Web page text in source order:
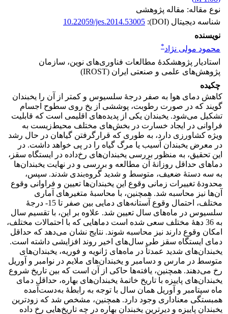
نوع مقاله: مقاله پژوهشی
شناسه دیجیتال (DOI):
10.22059/jes.2014.53005
نویسنده
محمود مولی نژاد*
استادیار پژوهشکدۀ مطالعات فناوری‌های نوین، سازمان
پژوهش‌های علمی و صنعتی ایران (IROST)
چکیده
کاهش دمای هوا به صفر درجۀ سلسیوس و کمتر از آن را یخبندان
گویند که در صورت رطوبت، پوششی از یخ روی سطوح اجسام
تشکیل می‌شود. یخبندان یکی از پدیده‌های اقلیمی است که قابلیت
فراوانی در ایجاد خسارت در بخش‌های مختلف محیط‌زیست به
ویژه کشاورزی دارد، به طوری که قرارگرفتن گیاهان در حال رشد
در معرض یخبندان‏ آسیب یا مرگ گیاه را در پی خواهد داشت. در
این تحقیق، به منظور بررسی یخبندان‌های رخ‌داده در ایستگاه سقز،
دماهای حداقل روزانۀ آن مطالعه و بررسی و در نهایت یخبندان‌ها
به سه دستۀ ضعیف، متوسط و شدید گروه‌بندی شدند. سپس،
محدودۀ تغییرات زمانی وقوع این یخبندان‌ها تعیین و فراوانی وقوع
آن‌ها نیز محاسبه شد. همچنین، با محاسبۀ متغیرهای آماری
مختلف، احتمال وقوع آستانه‌های دمایی بین صفر تا 15- درجۀ
سلسیوس در ماه‌های سال تعیین شد. علاوه بر این، با تقسیم سال
به 36 دهۀ مختلف سعی شده است دماهایی که با احتمالات مختلف،
امکان وقوع دارند نیز محاسبه شوند. نتایج نشان می‌دهد که حداقل
دمای ایستگاه سقز طی سال‌های اخیر روند افزایشی داشته است.
یخبندان‌های شدید عمدتاً در ماه‌های ژانویه و فوریه، یخبندان‌های
متوسط در مارس و دسامبر و یخبندان‌های ملایم در نوامبر و آوریل
رخ می‌دهند. همچنین، یافته‌ها حاکی از آن است که بین تاریخ شروع
یخبندان‌های پاییزه با تاریخ خاتمۀ یخبندان‌های بهاره، حداقل دمای
ماه سپتامبر و آوریل همان سال با توجه به رابطۀ به‌دست‌آمده
همبستگی معناداری وجود دارد. همچنین، مشخص شد که زودترین
یخبندان پاییزه و دیرترین یخبندان بهاره در چه تاریخ‌هایی رخ داده